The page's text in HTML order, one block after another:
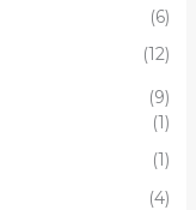
(6)
(12)
(9)
(1)
(1)
(4)